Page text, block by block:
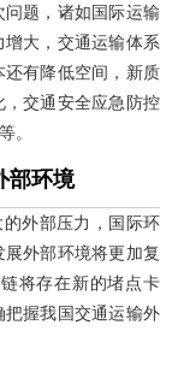
题，诸如国际运输
大，交通运输体系
有降低空间，新质
交通安全应急防控
。
部环境
外部压力，国际环
外部环境将更加复
将存在新的堵点卡
握我国交通运输外